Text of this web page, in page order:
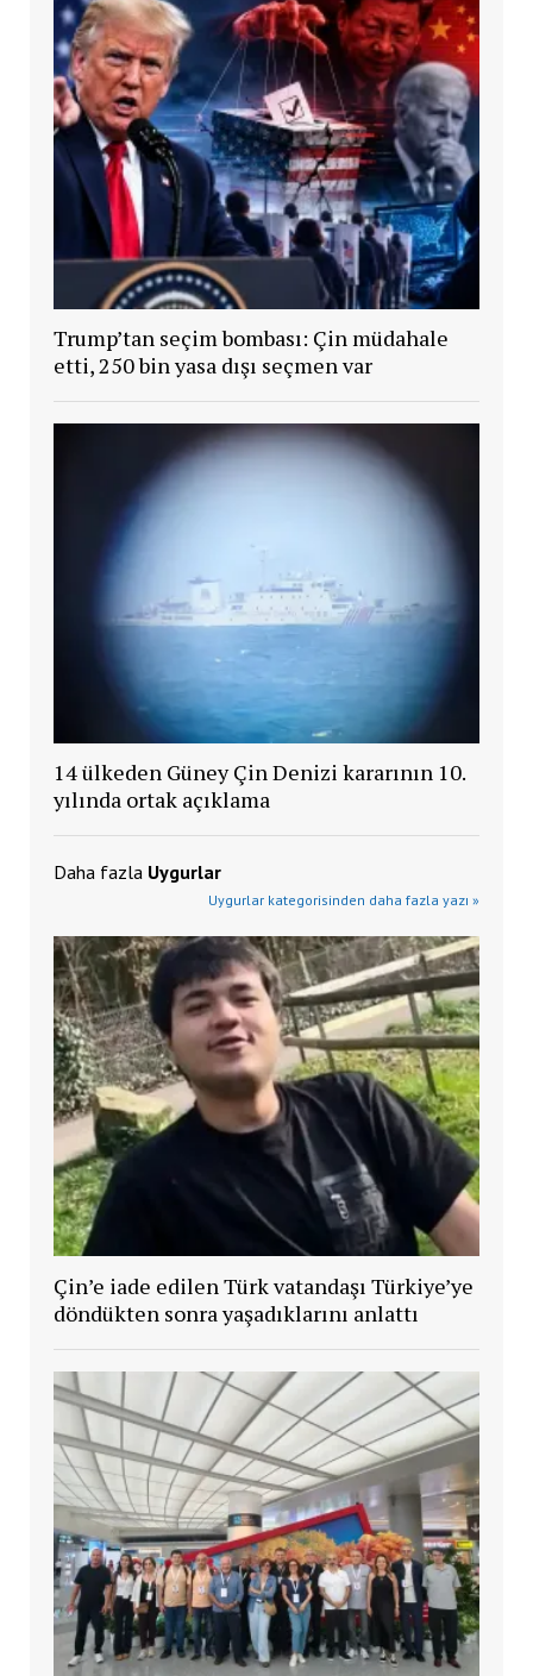
Trump’tan seçim bombası: Çin müdahale
etti, 250 bin yasa dışı seçmen var
14 ülkeden Güney Çin Denizi kararının 10.
yılında ortak açıklama
Daha fazla Uygurlar
Uygurlar kategorisinden daha fazla yazı »
Çin’e iade edilen Türk vatandaşı Türkiye’ye
döndükten sonra yaşadıklarını anlattı